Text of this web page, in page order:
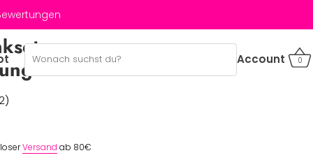
Account 0
zur
Versand ab 80€